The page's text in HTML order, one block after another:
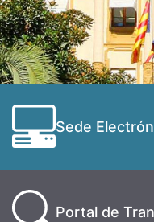
Sede
Portal de